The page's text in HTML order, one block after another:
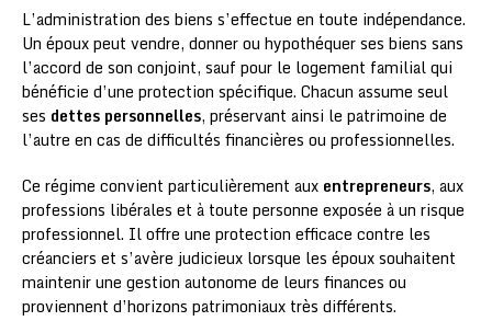
L’administration des biens s’effectue en toute indépendance.
Un époux peut vendre, donner ou hypothéquer ses biens sans
l’accord de son conjoint, sauf pour le logement familial qui
bénéficie d’une protection spécifique. Chacun assume seul
ses dettes personnelles, préservant ainsi le patrimoine de
l’autre en cas de difficultés financières ou professionnelles.
Ce régime convient particulièrement aux entrepreneurs, aux
professions libérales et à toute personne exposée à un risque
professionnel. Il offre une protection efficace contre les
créanciers et s’avère judicieux lorsque les époux souhaitent
maintenir une gestion autonome de leurs finances ou
proviennent d’horizons patrimoniaux très différents.